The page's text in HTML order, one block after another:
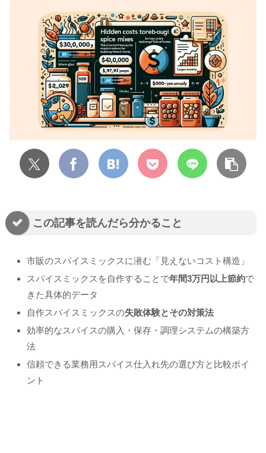
この記事を読んだら分かること
市販のスパイスミックスに潜む「見えないコスト構造」
スパイスミックスを自作することで年間3万円以上節約で
きた具体的データ
自作スパイスミックスの失敗体験とその対策法
効率的なスパイスの購入・保存・調理システムの構築方
法
信頼できる業務用スパイス仕入れ先の選び方と比較ポイ
ント